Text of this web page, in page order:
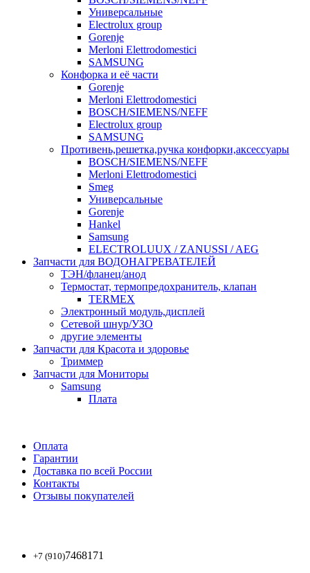
Универсальные
Electrolux group
Gorenje
Merloni Elettrodomestici
SAMSUNG
Конфорка и её части
Gorenje
Merloni Elettrodomestici
BOSCH/SIEMENS/NEFF
Electrolux group
SAMSUNG
Противень,решетка,ручка конфорки,аксессуары
BOSCH/SIEMENS/NEFF
Merloni Elettrodomestici
Smeg
Универсальные
Gorenje
Hankel
Samsung
ELECTROLUUX / ZANUSSI / AEG
Запчасти для ВОДОНАГРЕВАТЕЛЕЙ
ТЭН/фланец/анод
Термостат, термопредохранитель, клапан
TERMEX
Электронный модуль,дисплей
Сетевой шнур/УЗО
другие элементы
Запчасти для Красота и здоровье
Триммер
Запчасти для Мониторы
Samsung
Плата
Оплата
Гарантии
Доставка по всей России
Контакты
Отзывы покупателей
+7 (910)7468171